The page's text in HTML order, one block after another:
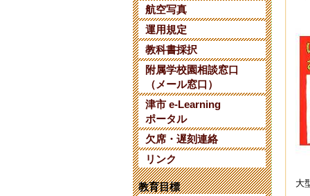
航空写真
運用規定
教科書採択
附属学校園相談窓口
（メール窓口）
津市 e-Learning
ポータル
欠席・遅刻連絡
リンク
教育目標
大